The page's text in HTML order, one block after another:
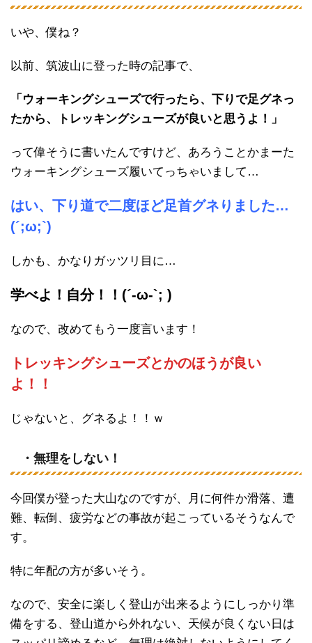
いや、僕ね？
以前、筑波山に登った時の記事で、
「ウォーキングシューズで行ったら、下りで足グネっ
たから、トレッキングシューズが良いと思うよ！」
って偉そうに書いたんですけど、あろうことかまーた
ウォーキングシューズ履いてっちゃいまして…
はい、下り道で二度ほど足首グネりました…
(´;ω;`)
しかも、かなりガッツリ目に…
学べよ！自分！！(´-ω-`; )
なので、改めてもう一度言います！
トレッキングシューズとかのほうが良い
よ！！
じゃないと、グネるよ！！ｗ
・無理をしない！
今回僕が登った大山なのですが、月に何件か滑落、遭
難、転倒、疲労などの事故が起こっているそうなんで
す。
特に年配の方が多いそう。
なので、安全に楽しく登山が出来るようにしっかり準
備をする、登山道から外れない、天候が良くない日は